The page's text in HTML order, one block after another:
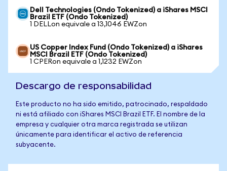
Dell Technologies (Ondo Tokenized) a iShares MSCI
Brazil ETF (Ondo Tokenized)
1 DELLon equivale a 13,1046 EWZon
US Copper Index Fund (Ondo Tokenized) a iShares
MSCI Brazil ETF (Ondo Tokenized)
1 CPERon equivale a 1,1232 EWZon
Descargo de responsabilidad
Este producto no ha sido emitido, patrocinado, respaldado
ni está afiliado con iShares MSCI Brazil ETF. El nombre de la
empresa y cualquier otra marca registrada se utilizan
únicamente para identificar el activo de referencia
subyacente.